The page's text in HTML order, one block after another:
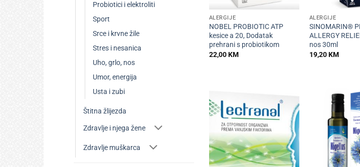
Probiotici i elektroliti
Sport
Srce i krvne žile
Stres i nesanica
Uho, grlo, nos
Umor, energija
Usta i zubi
Štitna žlijezda
Zdravlje i njega žene
Zdravlje muškarca
ALERGIJE
NOBEL PROBIOTIC ATP
kesice a 20, Dodatak
prehrani s probiotikom
22,00KM
ALERGIJE
SINOMARIN®
ALLERGY
nos 30ml
19,20KM